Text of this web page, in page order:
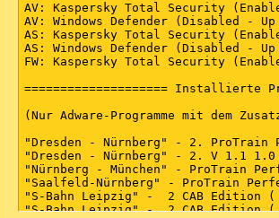
AV: Kaspersky Total Security
AV: Windows Defender (Disabled - Up
AS: Kaspersky Total Security
AS: Windows Defender (Disabled - Up
FW: Kaspersky Total Security
==================== Installierte
(Nur Adware-Programme mit dem
"Dresden - Nürnberg" - 2.
"Dresden - Nürnberg" - 2. V 1.1
"Nürnberg - München" - ProTrain
"Saalfeld-Nürnberg" - ProTrain
"S-Bahn Leipzig" -  2 CAB Edition
"S-Bahn Leipzig" -  2 CAB Edition